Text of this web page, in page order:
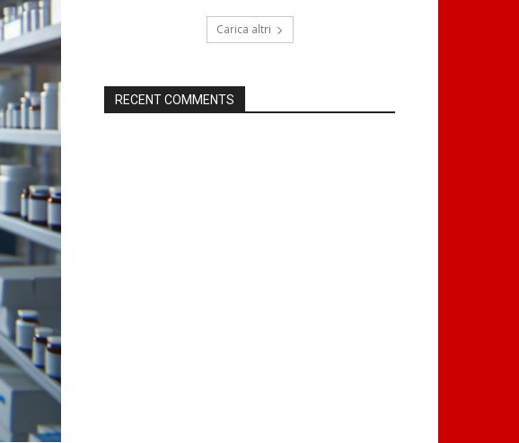
Carica altri
RECENT COMMENTS